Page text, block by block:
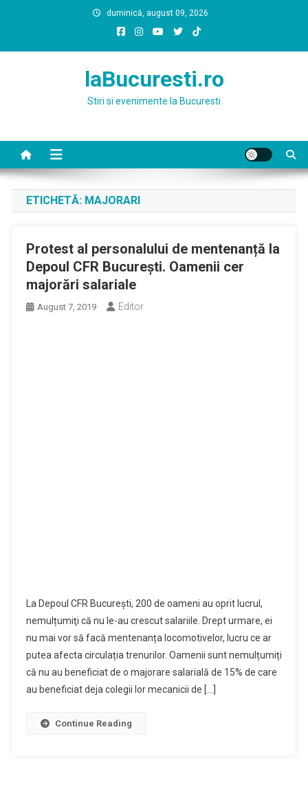
duminică, august 09, 2026
laBucuresti.ro
Stiri si evenimente la Bucuresti
ETICHETĂ: MAJORARI
Protest al personalului de mentenanță la
Depoul CFR București. Oamenii cer
majorări salariale
August 7, 2019 Editor
La Depoul CFR București, 200 de oameni au oprit lucrul,
nemulțumiţi că nu le-au crescut salariile. Drept urmare, ei
nu mai vor să facă mentenanța locomotivelor, lucru ce ar
putea afecta circulația trenurilor. Oamenii sunt nemulțumiți
că nu au beneficiat de o majorare salarială de 15% de care
au beneficiat deja colegii lor mecanicii de […]
Continue Reading